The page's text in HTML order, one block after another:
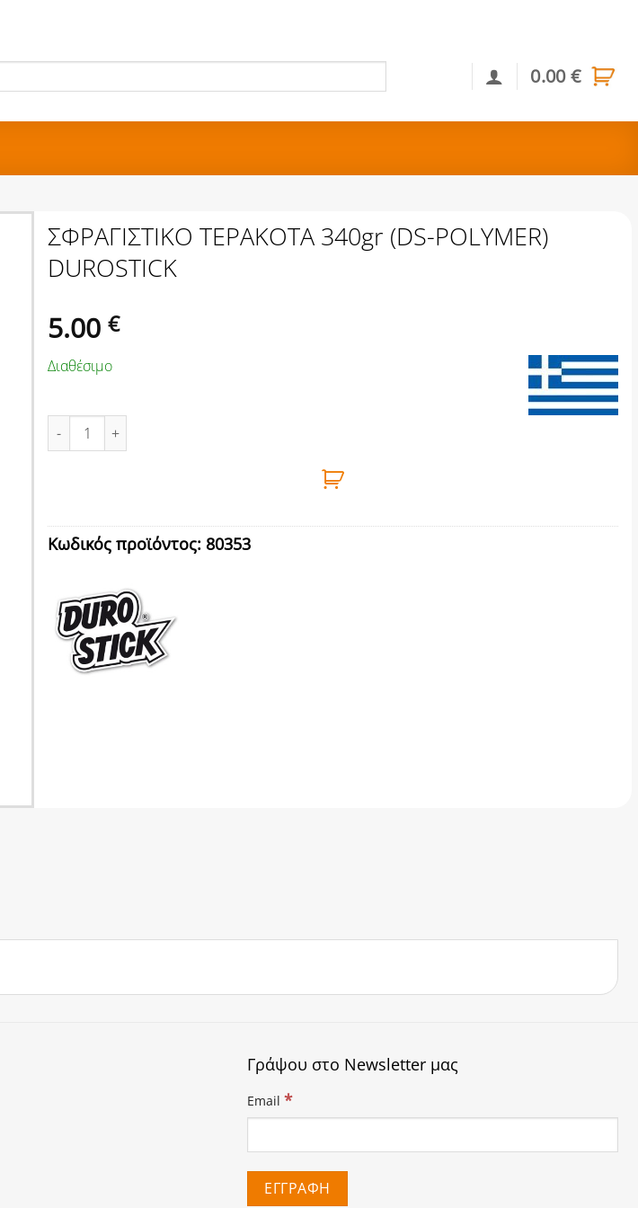
0.00€
ΣΦΡΑΓΙΣΤΙΚΟ ΤΕΡΑΚΟΤΑ 340gr (DS-POLYMER)
DUROSTICK
5.00 €
Διαθέσιμο
ΣΦΡΑΓΙΣΤΙΚΟ ΤΕΡΑΚΟΤΑ 340gr (DS-POLYMER) DUROSTICK ποσότητα
Κωδικός προϊόντος: 80353
Γράψου στο Newsletter μας
Email *